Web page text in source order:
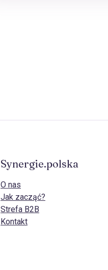
Synergie.polska
O nas
Jak zacząć?
Strefa B2B
Kontakt